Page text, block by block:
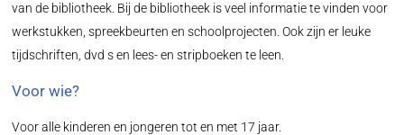
van de bibliotheek. Bij de bibliotheek is veel informatie te vinden voor
werkstukken, spreekbeurten en schoolprojecten. Ook zijn er leuke
tijdschriften, dvd s en lees- en stripboeken te leen.
Voor wie?
Voor alle kinderen en jongeren tot en met 17 jaar.